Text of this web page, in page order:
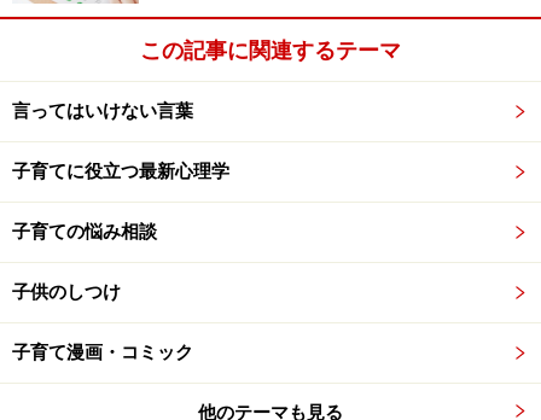
でお子さんを良く観察してみてください。子供自身がそ
んなに努力をしていない、偶然や気まぐれ、理由はなん
でもかまいません。大切なのは「約束を守れた」という
事実です。守れた体験を子供に印象付け、ママと一緒に
味わうことにより、「ぼく／わたしは約束を守れる子」
供にとって自信につながり、自己肯定感もUP！ いいこ
とずくめの関わりです。
ママの関わりが一本の線になってゆく
何度も繰り返される同じような場面。ママが関わった成
この記事に関連するテーマ
言ってはいけない言葉
子育てに役立つ最新心理学
子育ての悩み相談
子供のしつけ
子育て漫画・コミック
他のテーマも見る